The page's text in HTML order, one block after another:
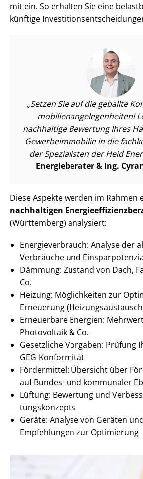
mit ein. So erhalten Sie eine
künftige
Setzen Sie auf die geballte
mo­bi­li­en­an­ge­le­gen­hei­ten!
nachhaltige Bewertung Ihres
Ge­wer­be­im­mo­bi­lie in die
der Spezialisten der Heid
Energieberater & Ing.
Diese Aspekte werden im Rahmen
nachhaltigen
(Württemberg) analysiert:
En­er­gie­ver­brauch: Analyse der
Verbräuche und
Dämmung: Zustand von Dach,
Co.
Heizung: Möglichkeiten zur
Erneuerung
Erneuerbare Energien:
Photovoltaik & Co.
Gesetzliche Vorgaben: Prüfung
GEG-Konformität
Fördermittel: Übersicht über
auf Bundes- und kommunaler
Lüftung: Bewertung und
tungs­kon­zepts
Geräte: Analyse von Geräten
Empfehlungen zur Optimierung